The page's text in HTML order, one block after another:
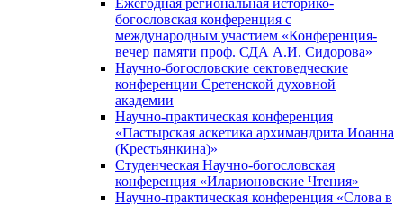
богословская конференция с
международным участием «Конференция-
вечер памяти проф. СДА А.И. Сидорова»
Научно-богословские сектоведческие
конференции Сретенской духовной
академии
Научно-практическая конференция
«Пастырская аскетика архимандрита Иоанна
(Крестьянкина)»
Студенческая Научно-богословская
конференция «Иларионовские Чтения»
Научно-практическая конференция «Cлова в